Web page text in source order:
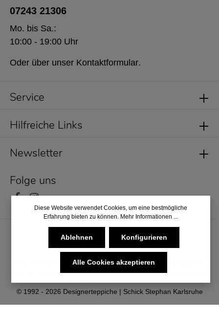
Service
Newsletter
Folge uns
07243 21306
Mo. bis Sa.:
10:00 - 19:00 Uhr
Oder über unser Kontaktformular.
Hilfreiche Links
© 1992 - 2026 Designerteppiche | Schick Stephan Karlsruhe
* Alle Preise inkl. gesetzl. Mehrwertsteuer zzgl.
und ggf. Nachnahmegebühren, wenn nicht anders angegeben.
Diese Website verwendet Cookies, um eine bestmögliche
Erfahrung bieten zu können. Mehr Informationen ...
Ablehnen Konfigurieren
Alle Cookies akzeptieren